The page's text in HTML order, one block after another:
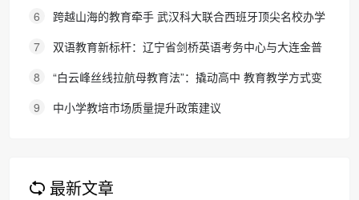
探职教语文教学新路径
6
跨越山海的教育牵手 武汉科大联合西班牙顶尖名校办学
院，首届新生入学
7
双语教育新标杆：辽宁省剑桥英语考务中心与大连金普
新区华美双语学校签约剑桥英语体系教学示范学校
8
“白云峰丝线拉航母教育法”：撬动高中 教育教学方式变
化的必要途径
9 中小学教培市场质量提升政策建议
最新文章